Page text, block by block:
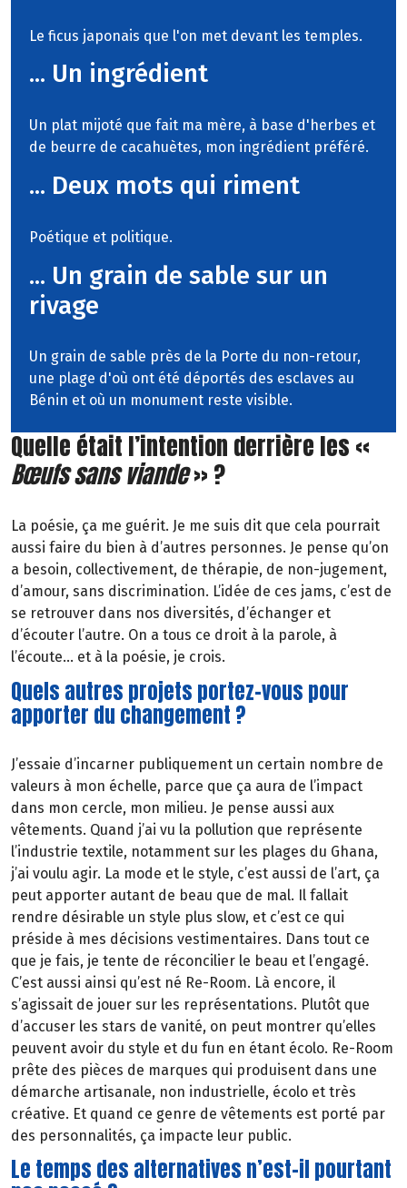
Le ficus japonais que l'on met devant les temples.
... Un ingrédient
Un plat mijoté que fait ma mère, à base d'herbes et
de beurre de cacahuètes, mon ingrédient préféré.
... Deux mots qui riment
Poétique et politique.
... Un grain de sable sur un
rivage
Un grain de sable près de la Porte du non-retour,
une plage d'où ont été déportés des esclaves au
Bénin et où un monument reste visible.
Quelle était l’intention derrière les «
Bœufs sans viande» ?
La poésie, ça me guérit. Je me suis dit que cela pourrait
aussi faire du bien à d’autres personnes. Je pense qu’on
a besoin, collectivement, de thérapie, de non-jugement,
d’amour, sans discrimination. L’idée de ces jams, c’est de
se retrouver dans nos diversités, d’échanger et
d’écouter l’autre. On a tous ce droit à la parole, à
l’écoute… et à la poésie, je crois.
Quels autres projets portez-vous pour
apporter du changement ?
J’essaie d’incarner publiquement un certain nombre de
valeurs à mon échelle, parce que ça aura de l’impact
dans mon cercle, mon milieu. Je pense aussi aux
vêtements. Quand j’ai vu la pollution que représente
l’industrie textile, notamment sur les plages du Ghana,
j’ai voulu agir. La mode et le style, c’est aussi de l’art, ça
peut apporter autant de beau que de mal. Il fallait
rendre désirable un style plus slow, et c’est ce qui
préside à mes décisions vestimentaires. Dans tout ce
que je fais, je tente de réconcilier le beau et l’engagé.
C’est aussi ainsi qu’est né Re-Room. Là encore, il
s’agissait de jouer sur les représentations. Plutôt que
d’accuser les stars de vanité, on peut montrer qu’elles
peuvent avoir du style et du fun en étant écolo. Re-Room
prête des pièces de marques qui produisent dans une
démarche artisanale, non industrielle, écolo et très
créative. Et quand ce genre de vêtements est porté par
des personnalités, ça impacte leur public.
Le temps des alternatives n’est-il pourtant